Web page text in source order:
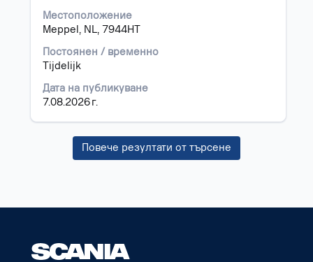
Местоположение
Meppel, NL, 7944HT
Постоянен / временно
Tijdelijk
Дата на публикуване
7.08.2026 г.
интервал,
за
да
прегледате
пълното
съдържание
на
задание.Повече резултати от търсене